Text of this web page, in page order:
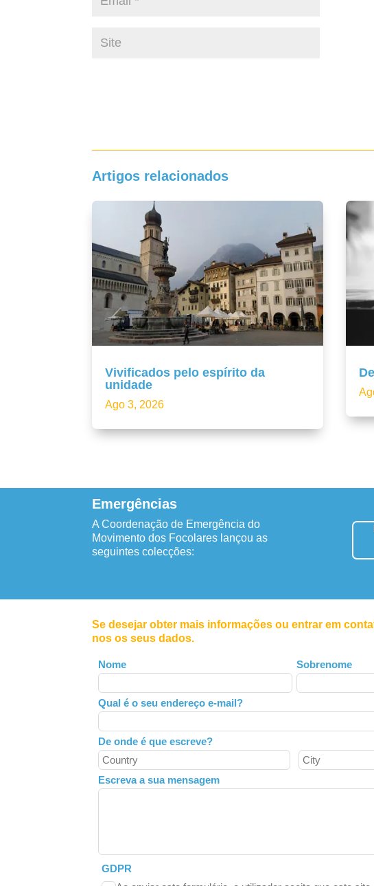
Artigos relacionados
Vivificados pelo espírito da
unidade
Ago 3, 2026
Emergências
A Coordenação de Emergência do
Movimento dos Focolares lançou as
seguintes colecções:
Se desejar obter mais informações ou entrar em
nos os seus dados.
Leave
this
field
blank
Nome Sobrenome
Qual é o seu endereço e-mail?
De onde é que escreve?
Escreva a sua mensagem
GDPR